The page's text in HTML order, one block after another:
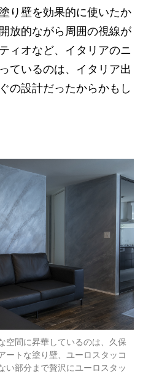
り壁を効果的に使いたか
放的ながら周囲の視線が
ィオなど、イタリアのニ
ているのは、イタリア出
の設計だったからかもし
空間に昇華しているのは、久保
ートな塗り壁、ユーロスタッコ
い部分まで贅沢にユーロスタッ